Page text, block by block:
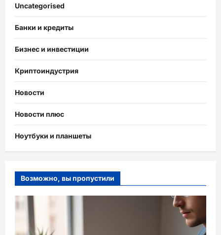
Uncategorised
Банки и кредиты
Бизнес и инвестиции
Криптоиндустрия
Новости
Новости плюс
Ноутбуки и планшеты
Возможно, вы пропустили